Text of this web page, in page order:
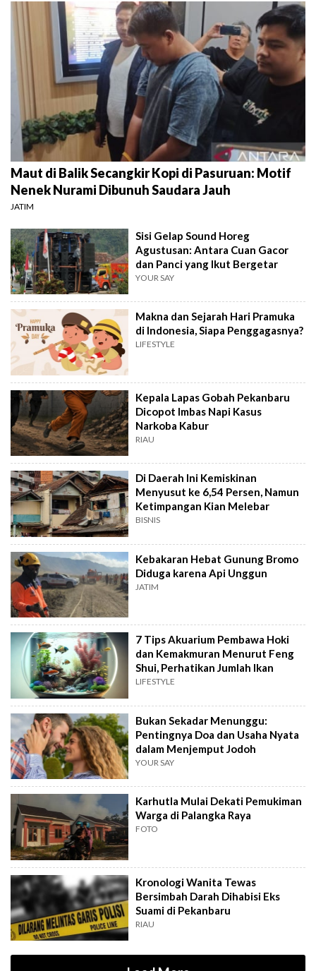
Maut di Balik Secangkir Kopi di Pasuruan: Motif
Nenek Nurami Dibunuh Saudara Jauh
JATIM
Sisi Gelap Sound Horeg
Agustusan: Antara Cuan Gacor
dan Panci yang Ikut Bergetar
YOUR SAY
Makna dan Sejarah Hari Pramuka
di Indonesia, Siapa Penggagasnya?
LIFESTYLE
Kepala Lapas Gobah Pekanbaru
Dicopot Imbas Napi Kasus
Narkoba Kabur
RIAU
Di Daerah Ini Kemiskinan
Menyusut ke 6,54 Persen, Namun
Ketimpangan Kian Melebar
BISNIS
Kebakaran Hebat Gunung Bromo
Diduga karena Api Unggun
JATIM
7 Tips Akuarium Pembawa Hoki
dan Kemakmuran Menurut Feng
Shui, Perhatikan Jumlah Ikan
LIFESTYLE
Bukan Sekadar Menunggu:
Pentingnya Doa dan Usaha Nyata
dalam Menjemput Jodoh
YOUR SAY
Karhutla Mulai Dekati Pemukiman
Warga di Palangka Raya
FOTO
Kronologi Wanita Tewas
Bersimbah Darah Dihabisi Eks
Suami di Pekanbaru
RIAU